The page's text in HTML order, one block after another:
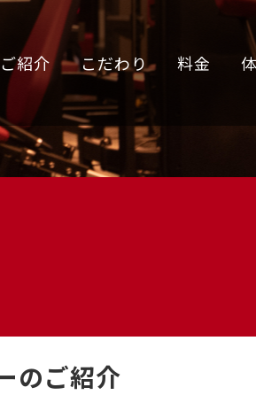
ご紹介 こだわり 料金
のご紹介